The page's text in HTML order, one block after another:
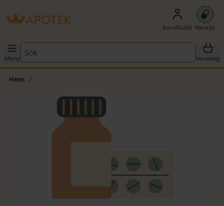
Kundklubb Recept
Meny
Sök
Varukorg
Hem
Lista: . Innehåller 1 objekt.